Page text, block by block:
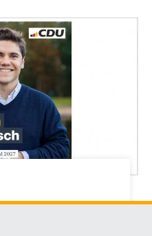
Kandidat zur
Rendsburg-